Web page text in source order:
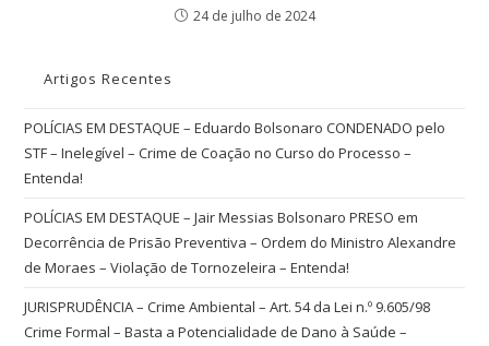
24 de julho de 2024
Artigos Recentes
POLÍCIAS EM DESTAQUE – Eduardo Bolsonaro CONDENADO pelo
STF – Inelegível – Crime de Coação no Curso do Processo –
Entenda!
POLÍCIAS EM DESTAQUE – Jair Messias Bolsonaro PRESO em
Decorrência de Prisão Preventiva – Ordem do Ministro Alexandre
de Moraes – Violação de Tornozeleira – Entenda!
JURISPRUDÊNCIA – Crime Ambiental – Art. 54 da Lei n.º 9.605/98
Crime Formal – Basta a Potencialidade de Dano à Saúde –